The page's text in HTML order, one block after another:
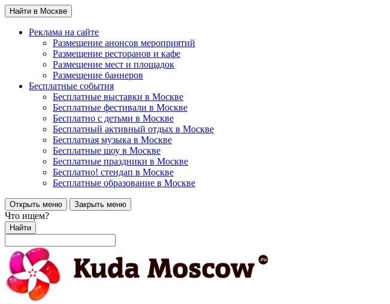
Найти в Москве
Реклама на сайте
Размещение анонсов мероприятий
Размещение ресторанов и кафе
Размещение мест и площадок
Размещение баннеров
Бесплатные события
Бесплатные выставки в Москве
Бесплатные фестивали в Москве
Бесплатно с детьми в Москве
Бесплатный активный отдых в Москве
Бесплатная музыка в Москве
Бесплатные шоу в Москве
Бесплатные праздники в Москве
Бесплатно! стендап в Москве
Бесплатные образование в Москве
Открыть меню Закрыть меню
Что ищем?
Найти